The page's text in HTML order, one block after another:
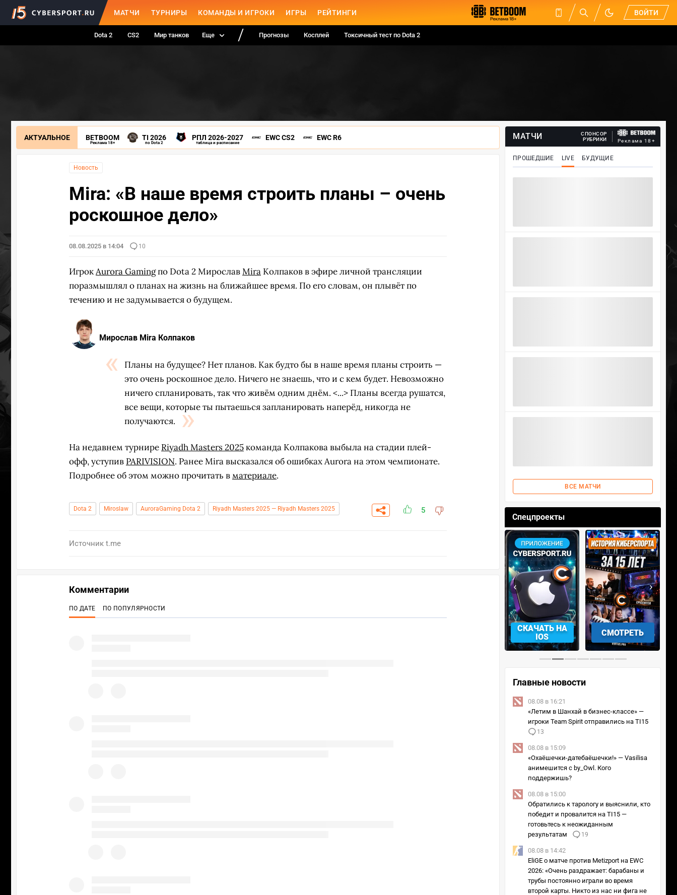
МАТЧИ ТУРНИРЫ КОМАНДЫ И ИГРОКИ ИГРЫ РЕЙТИНГИ ВОЙТИ
Dota 2 CS2 Мир танков Еще Прогнозы Косплей Токсичный тест по Dota 2
АКТУАЛЬНОЕ BETBOOM
Реклама 18+
TI 2026
по Dota 2
РПЛ 2026-2027
таблица и расписание
EWC CS2 EWC R6
Новость
Mira: «В наше время строить планы – очень
роскошное дело»
08.08.2025 в 14:04 10
ИгрокAurora Gamingпо Dota 2 МирославMira Колпаков в эфире личной трансляции
поразмышлял о планах на жизнь на ближайшее время. По его словам, он плывёт по
течению и не задумывается о будущем.
Мирослав Mira Колпаков
Планы на будущее? Нет планов. Как будто бы в наше время планы строить —
это очень роскошное дело. Ничего не знаешь, что и с кем будет. Невозможно
ничего спланировать, так что живём одним днём. <...> Планы всегда рушатся,
все вещи, которые ты пытаешься запланировать наперёд, никогда не
получаются.
На недавнем турнире Riyadh Masters 2025команда Колпакова выбыла на стадии плей-
офф, уступив PARIVISION. Ранее Mira высказался об ошибках Aurora на этом чемпионате.
Подробнее об этом можно прочитать вматериале.
Dota 2 Miroslaw AuroraGaming Dota 2 Riyadh Masters 2025 — Riyadh Masters 2025 5
Источник t.me
МАТЧИ
СПОНСОР
РУБРИКИ
Реклама 18+
ПРОШЕДШИЕ LIVE БУДУЩИЕ
ВСЕ МАТЧИ
Спецпроекты
СКАЧАТЬ НА
IOS
СМОТРЕТЬ
‹ ›
Главные новости
08.08 в 16:21
«Летим в Шанхай в бизнес-классе» —
игроки Team Spirit отправились на TI15
13
08.08 в 15:09
«Охаёшечки-датебаёшечки!» — Vasilisa
анимешится с by_Owl. Кого
поддержишь?
08.08 в 15:00
Обратились к тарологу и выяснили, кто
победит и провалится на TI15 —
готовьтесь к неожиданным
результатам
19
08.08 в 14:42
EliGE о матче против Metizport на EWC
2026: «Очень раздражает: барабаны и
трубы постоянно играли во время
второй карты. Никто из нас ни фига не
Комментарии
ПО ДАТЕ ПО ПОПУЛЯРНОСТИ